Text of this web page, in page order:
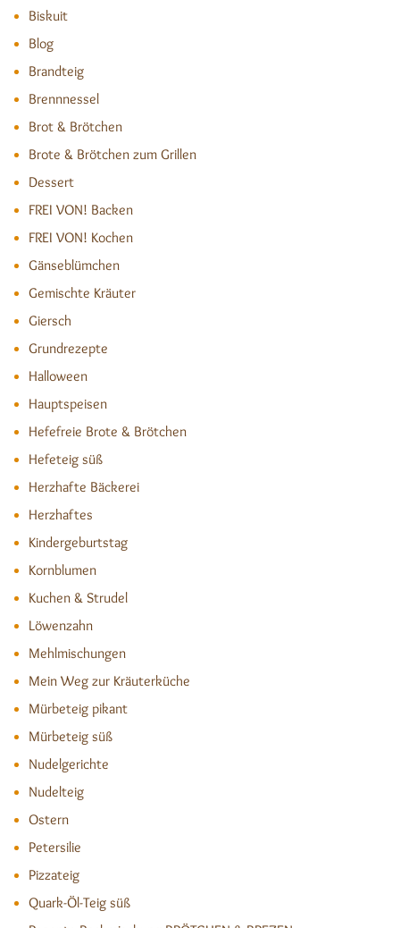
Biskuit
Blog
Brandteig
Brennnessel
Brot & Brötchen
Brote & Brötchen zum Grillen
Dessert
FREI VON! Backen
FREI VON! Kochen
Gänseblümchen
Gemischte Kräuter
Giersch
Grundrezepte
Halloween
Hauptspeisen
Hefefreie Brote & Brötchen
Hefeteig süß
Herzhafte Bäckerei
Herzhaftes
Kindergeburtstag
Kornblumen
Kuchen & Strudel
Löwenzahn
Mehlmischungen
Mein Weg zur Kräuterküche
Mürbeteig pikant
Mürbeteig süß
Nudelgerichte
Nudelteig
Ostern
Petersilie
Pizzateig
Quark-Öl-Teig süß